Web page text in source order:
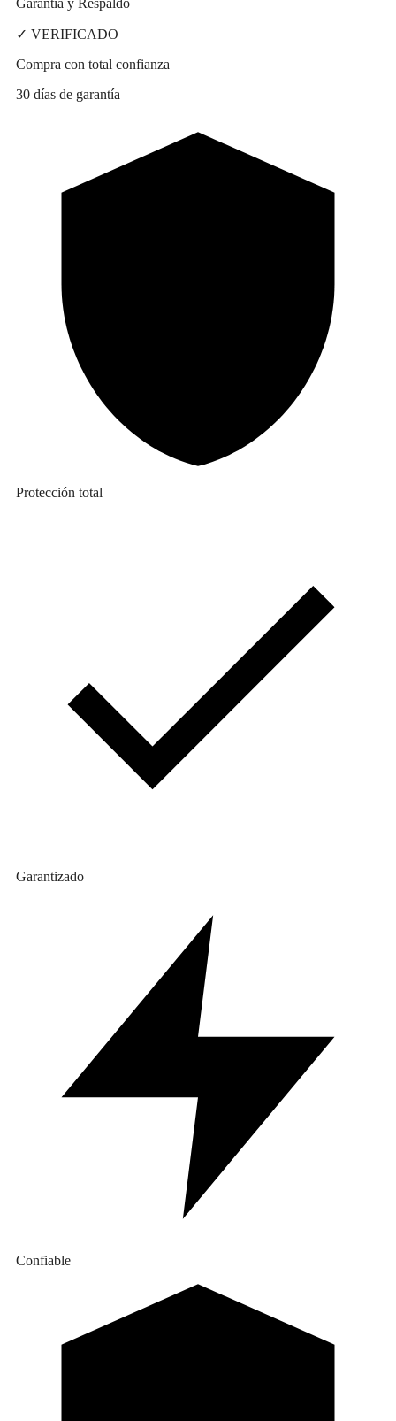
Garantía y Respaldo
✓ VERIFICADO
Compra con total confianza
30 días de garantía
Protección total
Garantizado
Confiable